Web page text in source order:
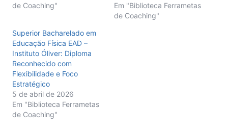
de Coaching"
Em "Biblioteca Ferrametas
de Coaching"
Superior Bacharelado em
Educação Física EAD –
Instituto Óliver: Diploma
Reconhecido com
Flexibilidade e Foco
Estratégico
5 de abril de 2026
Em "Biblioteca Ferrametas
de Coaching"